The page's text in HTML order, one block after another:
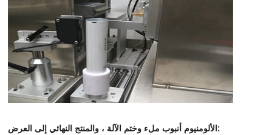
الألومنيوم أنبوب ملء وختم الآلة، والمنتج النهائي إلى العرض: